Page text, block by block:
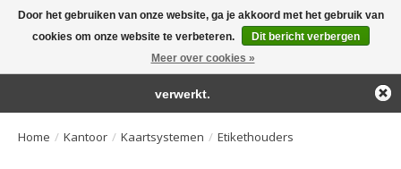
Large selection of products and fast shipping!
Home / Kantoor / Kaartsystemen / Etikethouders
Door het gebruiken van onze website, ga je akkoord met het gebruik van
cookies om onze website te verbeteren.
Dit bericht verbergen
Meer over cookies »
← Keer terug naar de backofficeDeze winkel is in aanbouw.
Eventueel geplaatste orders zullen niet worden gehonoreerd of
verwerkt.